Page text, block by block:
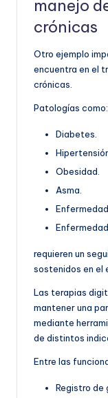
manejo
crónicas
Otro ejemplo
encuentra en el
crónicas.
Patologías como:
Diabetes.
Obesidad.
Asma.
requieren un
sostenidos en el
Las terapias
mantener una
mediante
de distintos
Entre las
Registro de